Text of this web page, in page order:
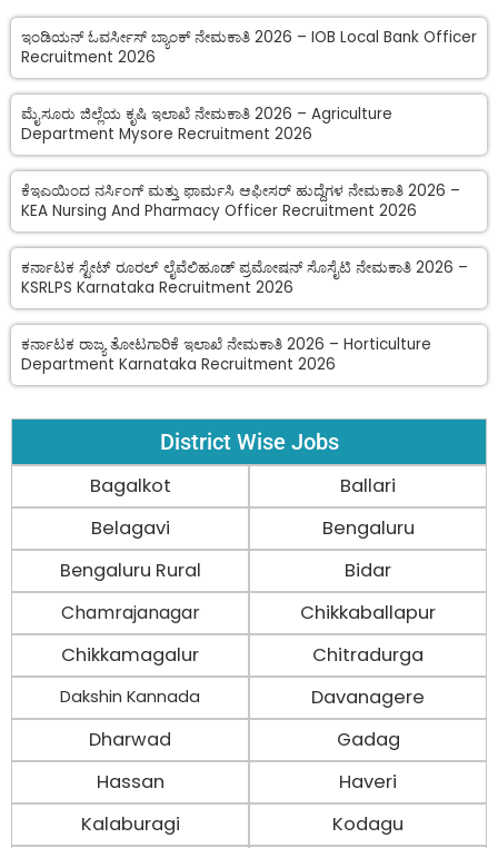
ಇಂಡಿಯನ್ ಓವರ್ಸೀಸ್ ಬ್ಯಾಂಕ್ ನೇಮಕಾತಿ 2026 – IOB Local Bank Officer
Recruitment 2026
ಮೈಸೂರು ಜಿಲ್ಲೆಯ ಕೃಷಿ ಇಲಾಖೆ ನೇಮಕಾತಿ 2026 – Agriculture
Department Mysore Recruitment 2026
ಕೆಇಎಯಿಂದ ನರ್ಸಿಂಗ್ ಮತ್ತು ಫಾರ್ಮಸಿ ಆಫೀಸರ್ ಹುದ್ದೆಗಳ ನೇಮಕಾತಿ 2026 –
KEA Nursing And Pharmacy Officer Recruitment 2026
ಕರ್ನಾಟಕ ಸ್ಟೇಟ್ ರೂರಲ್ ಲೈವೆಲಿಹೂಡ್ ಪ್ರಮೋಷನ್ ಸೊಸೈಟಿ ನೇಮಕಾತಿ 2026 –
KSRLPS Karnataka Recruitment 2026
ಕರ್ನಾಟಕ ರಾಜ್ಯ ತೋಟಗಾರಿಕೆ ಇಲಾಖೆ ನೇಮಕಾತಿ 2026 – Horticulture
Department Karnataka Recruitment 2026
District Wise Jobs
Bagalkot
Ballari
Belagavi
Bengaluru
Bengaluru Rural
Bidar
Chamrajanagar
Chikkaballapur
Chikkamagalur
Chitradurga
Dakshin Kannada
Davanagere
Dharwad
Gadag
Hassan
Haveri
Kalaburagi
Kodagu